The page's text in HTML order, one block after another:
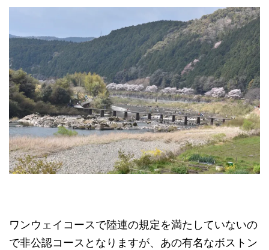
ワンウェイコースで陸連の規定を満たしていないの
で非公認コースとなりますが、あの有名なボストン